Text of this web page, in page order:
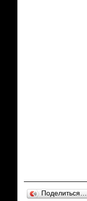
Поделиться…